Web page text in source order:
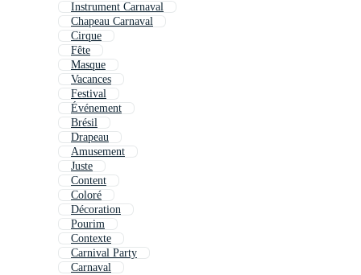
Instrument Carnaval
Chapeau Carnaval
Cirque
Fête
Masque
Vacances
Festival
Événement
Brésil
Drapeau
Amusement
Juste
Content
Coloré
Décoration
Pourim
Contexte
Carnival Party
Carnaval